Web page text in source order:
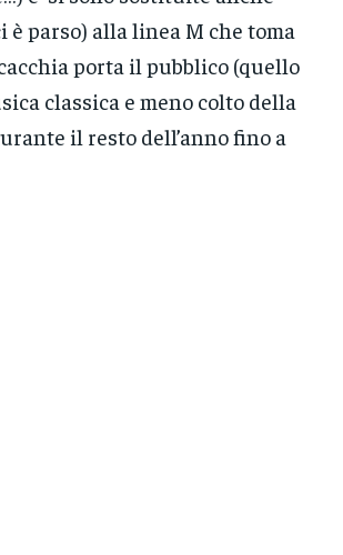
è parso) alla linea M che toma
porta il pubblico (quello
classica e meno colto della
il resto dell’anno fino a